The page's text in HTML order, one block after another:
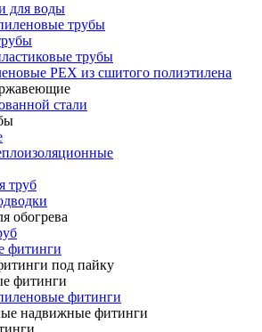
для воды
трубы
трубы
PEX из сшитого полиэтилена
стали
труб
обогрева
фитинги
под пайку
фитинги
фитинги
надвижные фитинги